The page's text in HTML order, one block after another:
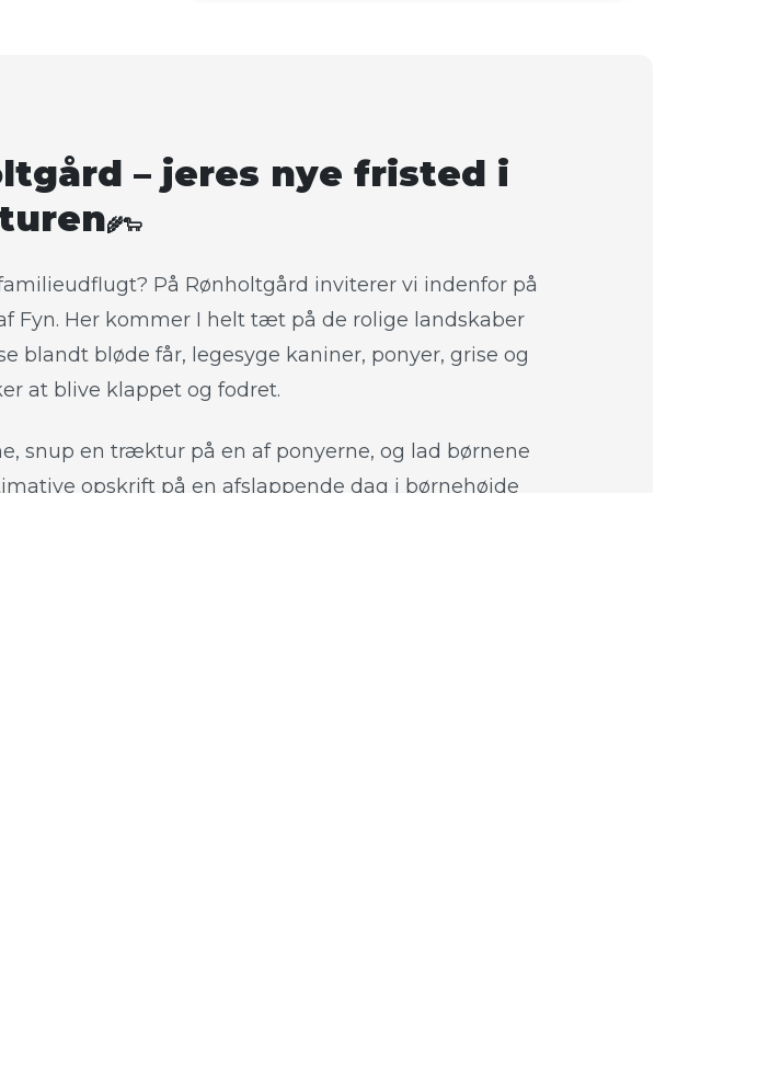
– jeres nye fristed i
🌾🐑
På Rønholtgård inviterer vi indenfor på
Fyn. Her kommer I helt tæt på de rolige landskaber
blandt bløde får, legesyge kaniner, ponyer, grise og
at blive klappet og fodret.
snup en træktur på en af ponyerne, og lad børnene
opskrift på en afslappende dag i børnehøjde